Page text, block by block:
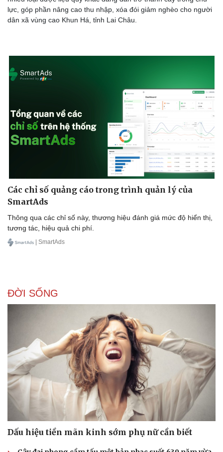
lực, góp phần nâng cao thu nhập, xóa đói giảm nghèo cho người
dân xã vùng cao Khun Há, tỉnh Lai Châu.
Các chỉ số quảng cáo trong trình quản lý của
SmartAds
Thông qua các chỉ số này, thương hiệu đánh giá mức độ hiển thị,
tương tác, hiệu quả chi phí.
| SmartAds
ĐỜI SỐNG
Dấu hiệu tiền mãn kinh sớm phụ nữ cần biết